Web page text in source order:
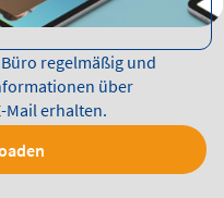
regelmäßig und
über
Mail erhalten.